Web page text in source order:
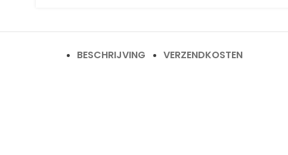
BESCHRIJVING VERZENDKOSTEN